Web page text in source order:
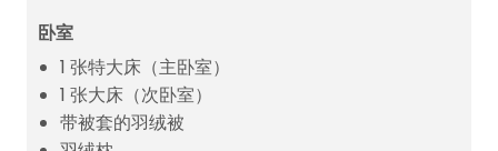
卧室
1 张特大床（主卧室）
1 张大床（次卧室）
带被套的羽绒被